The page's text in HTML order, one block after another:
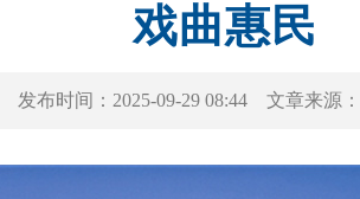
戏曲惠民
发布时间： 2025-09-29 08:44 文章来源：